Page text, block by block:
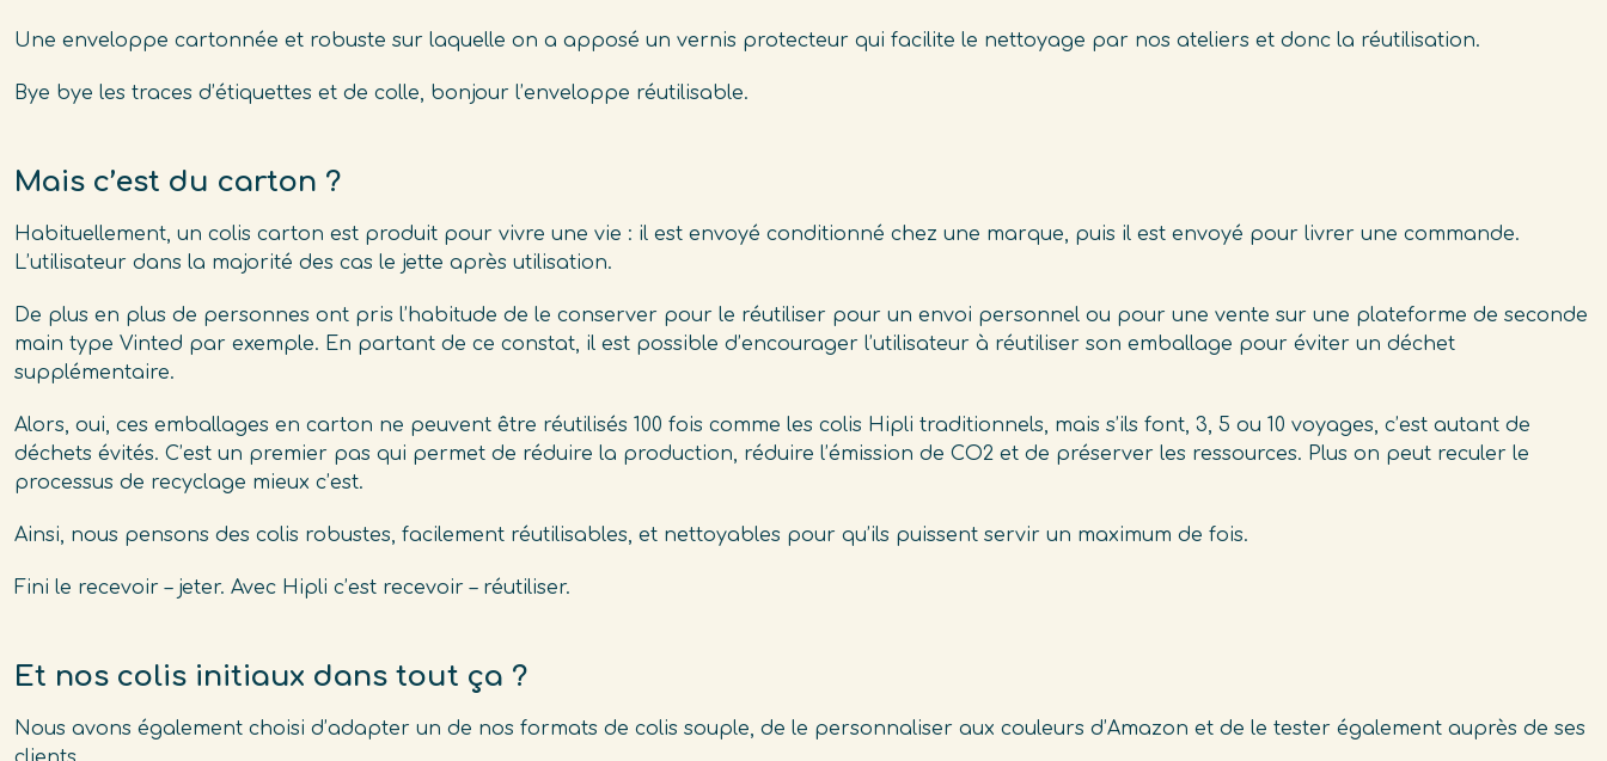
Une enveloppe cartonnée et robuste sur laquelle on a apposé un vernis protecteur qui facilite le nettoyage par nos ateliers et donc la réutilisation.
Bye bye les traces d’étiquettes et de colle, bonjour l’enveloppe réutilisable.
Mais c’est du carton ?
Habituellement, un colis carton est produit pour vivre une vie : il est envoyé conditionné chez une marque, puis il est envoyé pour livrer une commande.
L’utilisateur dans la majorité des cas le jette après utilisation.
De plus en plus de personnes ont pris l’habitude de le conserver pour le réutiliser pour un envoi personnel ou pour une vente sur une plateforme de seconde
main type Vinted par exemple. En partant de ce constat, il est possible d’encourager l’utilisateur à réutiliser son emballage pour éviter un déchet
supplémentaire.
Alors, oui, ces emballages en carton ne peuvent être réutilisés 100 fois comme les colis Hipli traditionnels, mais s’ils font, 3, 5 ou 10 voyages, c’est autant de
déchets évités. C’est un premier pas qui permet de réduire la production, réduire l’émission de CO2 et de préserver les ressources. Plus on peut reculer le
processus de recyclage mieux c’est.
Ainsi, nous pensons des colis robustes, facilement réutilisables, et nettoyables pour qu’ils puissent servir un maximum de fois.
Fini le recevoir – jeter. Avec Hipli c’est recevoir – réutiliser.
Et nos colis initiaux dans tout ça ?
Nous avons également choisi d’adapter un de nos formats de colis souple, de le personnaliser aux couleurs d’Amazon et de le tester également auprès de ses